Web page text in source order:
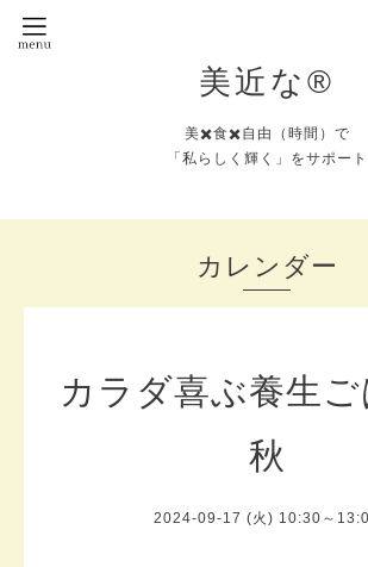
美近な®︎
美✖️食✖️自由（時間）で
「私らしく輝く」をサポート
カレンダー
カラダ喜ぶ養生
秋
2024-09-17 (火) 10:30～